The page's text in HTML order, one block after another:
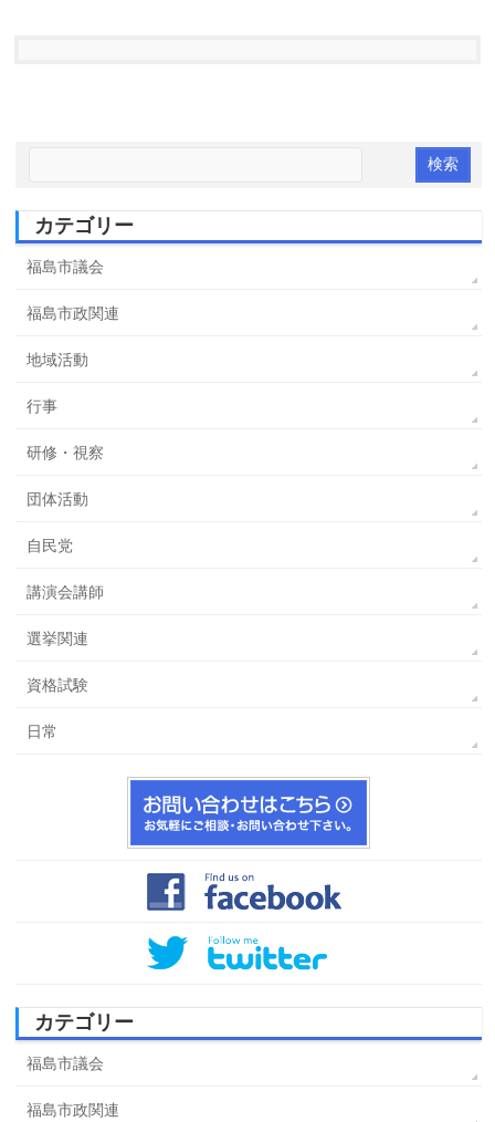
カテゴリー
福島市議会
福島市政関連
地域活動
行事
研修・視察
団体活動
自民党
講演会講師
選挙関連
資格試験
日常
カテゴリー
福島市議会
福島市政関連